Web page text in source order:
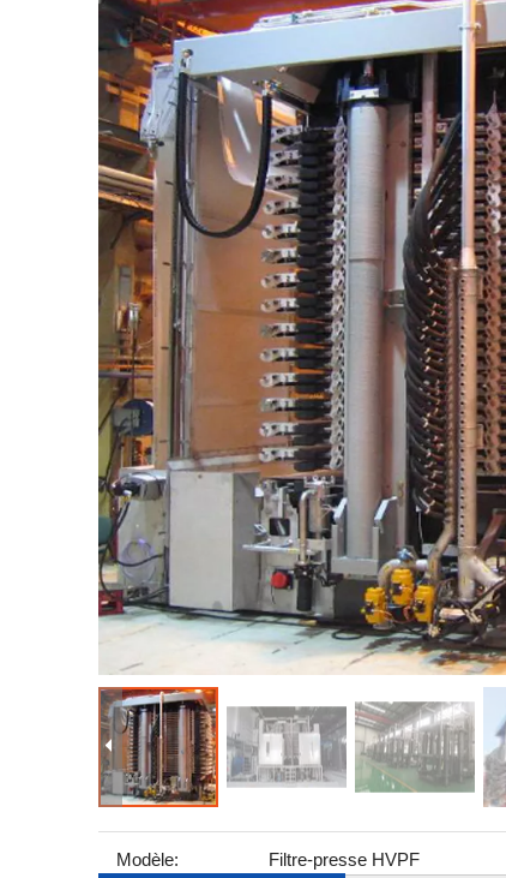
Modèle: Filtre-presse HVPF